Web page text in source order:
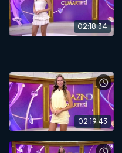
02:18:34
02:19:43